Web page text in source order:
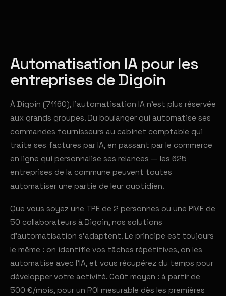
Automatisation IA pour les
entreprises de Digoin
À Digoin (71160), l'automatisation IA n'est plus réservée
aux grands groupes. Du boulanger qui automatise ses
commandes fournisseurs au cabinet comptable qui
traite ses factures par IA, en passant par le commerce
en ligne qui personnalise ses relances — les 625
entreprises de la commune peuvent toutes
automatiser une partie de leur quotidien.
Que vous soyez une TPE de 2 personnes ou une PME de
50 collaborateurs à Digoin, nos solutions
d'automatisation s'adaptent. Le principe est toujours
le même : on identifie vos tâches répétitives, on les
automatise avec l'IA, et vous récupérez du temps pour
développer votre activité. Coût moyen : à partir de
500 €/mois, pour un ROI mesurable dès les premières